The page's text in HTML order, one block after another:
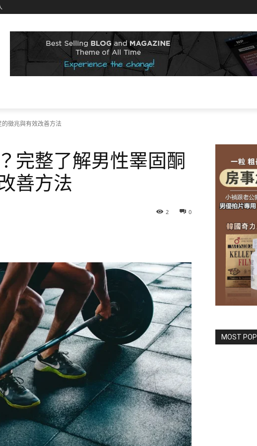
徵兆與有效改善方法
完整了解男性睪固酮
善方法
0
2
MOST